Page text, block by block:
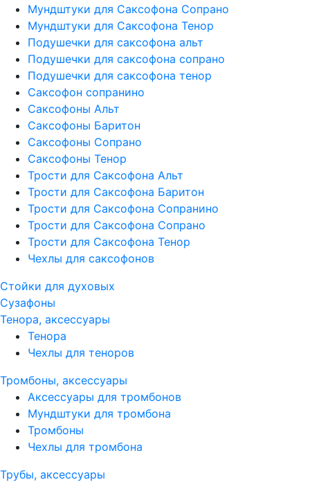
Мундштуки для Саксофона Сопрано
Мундштуки для Саксофона Тенор
Подушечки для саксофона альт
Подушечки для саксофона сопрано
Подушечки для саксофона тенор
Саксофон сопранино
Саксофоны Альт
Саксофоны Баритон
Саксофоны Сопрано
Саксофоны Тенор
Трости для Саксофона Альт
Трости для Саксофона Баритон
Трости для Саксофона Сопранино
Трости для Саксофона Сопрано
Трости для Саксофона Тенор
Чехлы для саксофонов
Стойки для духовых
Сузафоны
Тенора, аксессуары
Тенора
Чехлы для теноров
Тромбоны, аксессуары
Аксессуары для тромбонов
Мундштуки для тромбона
Тромбоны
Чехлы для тромбона
Трубы, аксессуары